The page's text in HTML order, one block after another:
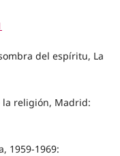
del espíritu, La
la religión, Madrid:
1959-1969: